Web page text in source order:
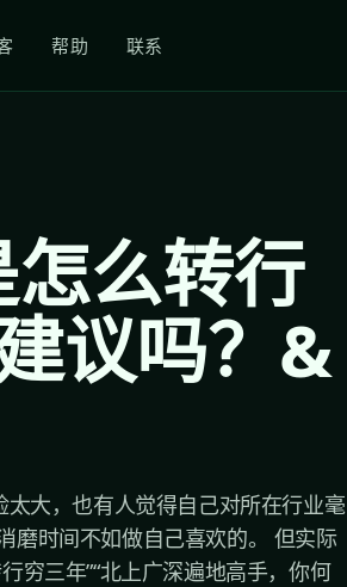
帮助 联系
么转行
议吗？&
太大，也有人觉得自己对所在行业毫
磨时间不如做自己喜欢的。 但实际
穷三年”“北上广深遍地高手，你何